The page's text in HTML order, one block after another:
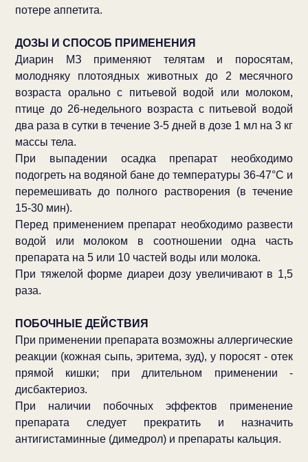
потере аппетита.
ДОЗЫ И СПОСОБ ПРИМЕНЕНИЯ
Диарин МЗ применяют телятам и поросятам,
молодняку плотоядных животных до 2 месячного
возраста орально с питьевой водой или молоком,
птице до 26-недельного возраста с питьевой водой
два раза в сутки в течение 3-5 дней в дозе 1 мл на 3 кг
массы тела.
При выпадении осадка препарат необходимо
подогреть на водяной бане до температуры 36-47°С и
перемешивать до полного растворения (в течение
15-30 мин).
Перед применением препарат необходимо развести
водой или молоком в соотношении одна часть
препарата на 5 или 10 частей воды или молока.
При тяжелой форме диареи дозу увеличивают в 1,5
раза.
ПОБОЧНЫЕ ДЕЙСТВИЯ
При применении препарата возможны аллергические
реакции (кожная сыпь, эритема, зуд), у поросят - отек
прямой кишки; при длительном применении -
дисбактериоз.
При наличии побочных эффектов применение
препарата следует прекратить и назначить
антигистаминные (димедрол) и препараты кальция.